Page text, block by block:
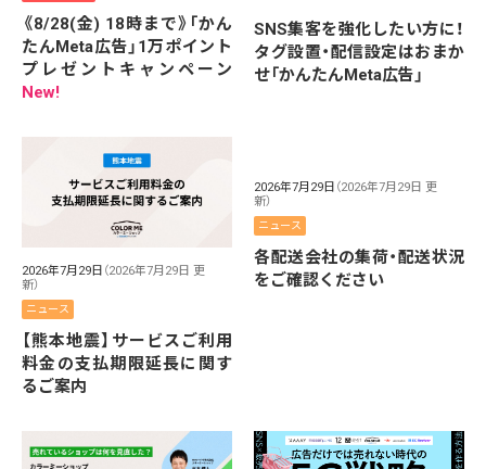
《8/28(金) 18時まで》「かん
たんMeta広告」1万ポイント
プレゼントキャンペーン
New!
SNS集客を強化したい方に！
タグ設置・配信設定はおまか
せ「かんたんMeta広告」
2026年7月29日 （2026年7月29日 更
新）
ニュース
【熊本地震】サービスご利用
料金の支払期限延長に関す
るご案内
2026年7月29日 （2026年7月29日 更
新）
ニュース
各配送会社の集荷・配送状況
をご確認ください